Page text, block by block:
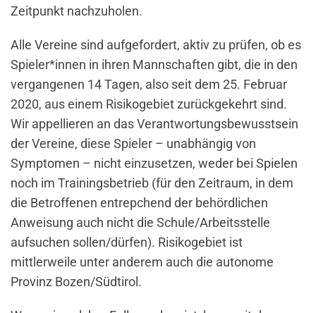
Zeitpunkt nachzuholen.
Alle Vereine sind aufgefordert, aktiv zu prüfen, ob es
Spieler*innen in ihren Mannschaften gibt, die in den
vergangenen 14 Tagen, also seit dem 25. Februar
2020, aus einem Risikogebiet zurückgekehrt sind.
Wir appellieren an das Verantwortungsbewusstsein
der Vereine, diese Spieler – unabhängig von
Symptomen – nicht einzusetzen, weder bei Spielen
noch im Trainingsbetrieb (für den Zeitraum, in dem
die Betroffenen entrepchend der behördlichen
Anweisung auch nicht die Schule/Arbeitsstelle
aufsuchen sollen/dürfen). Risikogebiet ist
mittlerweile unter anderem auch die autonome
Provinz Bozen/Südtirol.